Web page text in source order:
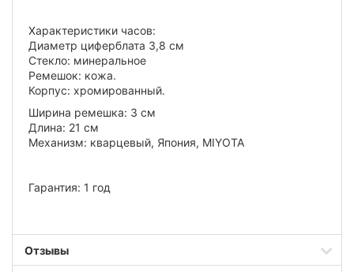
Характеристики часов:
Диаметр циферблата 3,8 см
Стекло: минеральное
Ремешок: кожа.
Корпус: хромированный.
Ширина ремешка: 3 см
Длина: 21 см
Механизм: кварцевый, Япония, MIYOTA
Гарантия: 1 год
Отзывы